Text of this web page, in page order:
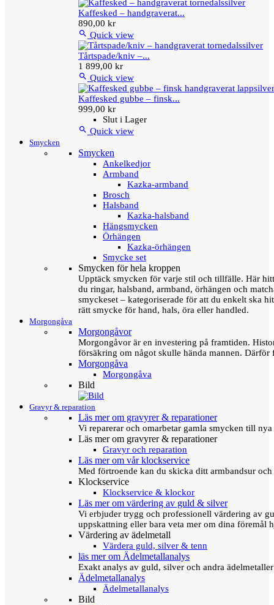
Kaffesked – handgraverat...
890,00 kr
 Quick view
Tårtspade/kniv –...
1 899,00 kr
 Quick view
Kaffesked gubbe – finsk...
999,00 kr
Slut i Lager
 Quick view
Smycken
Smycken
Ankelkedjor
Armband
Kazka-armband
Brosch
Halsband
Kazka-halsband
Hängsmycken
Örhängen
Kazka-örhängen
Smycke set
Smycken för hela kroppen
Upptäck smycken för varje stil och tillfälle. Här
du ringar, halsband, armband, örhängen och
smyckeset – kategoriserade för att du enkelt ska
rätt smycke för hand, hals, öra eller handled.
Morgongåva
Morgongåvor
Morgongåvor är en investering på framtiden.
försäkring om något skulle hända mannen.
Morgongåva
Morgongåva
Bild
Gravyr & reparation
Läs mer om gravyrer & reparationer
Vi reparerar och omarbetar gamla smycken till
Läs mer om gravyrer & reparationer
Gravyr och reparation
Läs mer om vår klockservice
Med förtroende kan du skicka ditt armbandsur
Klockservice
Klockservice & klockor
Läs mer om värdering av guld & silver
Vi erbjuder trygg och professionell värdering av
uppskattning eller bara veta mer om dina föremål
Värdering av ädelmetall
Värdera guld, silver & tenn
läs mer om Ädelmetallanalys
Exakt analys av guld, silver och andra
Ädelmetallanalys
Ädelmetallanalys
Bild